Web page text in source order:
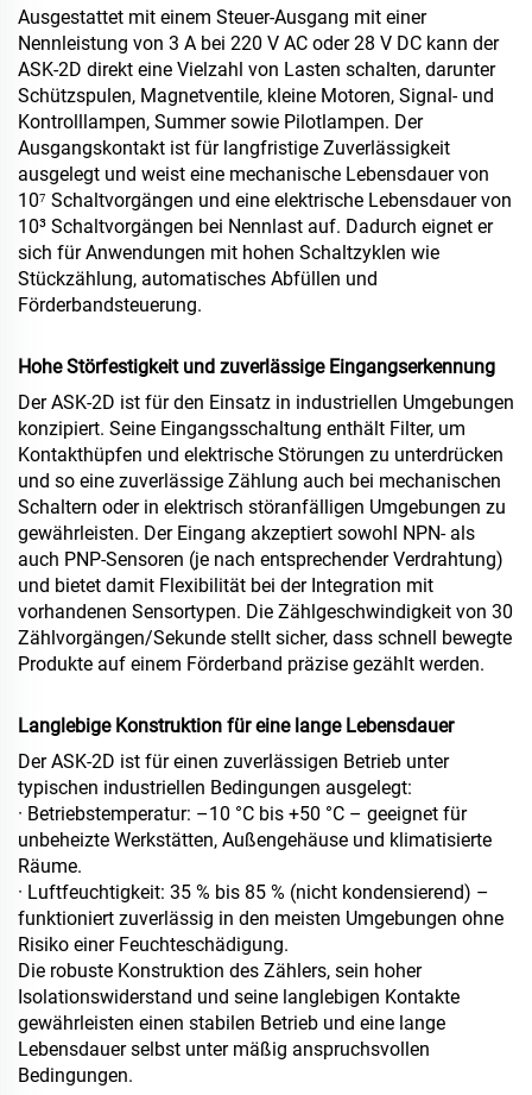
Ausgestattet mit einem Steuer-Ausgang mit einer
Nennleistung von 3 A bei 220 V AC oder 28 V DC kann der
ASK‑2D direkt eine Vielzahl von Lasten schalten, darunter
Schützspulen, Magnetventile, kleine Motoren, Signal- und
Kontrolllampen, Summer sowie Pilotlampen. Der
Ausgangskontakt ist für langfristige Zuverlässigkeit
ausgelegt und weist eine mechanische Lebensdauer von
10⁷ Schaltvorgängen und eine elektrische Lebensdauer von
10³ Schaltvorgängen bei Nennlast auf. Dadurch eignet er
sich für Anwendungen mit hohen Schaltzyklen wie
Stückzählung, automatisches Abfüllen und
Förderbandsteuerung.
Hohe Störfestigkeit und zuverlässige Eingangserkennung
Der ASK‑2D ist für den Einsatz in industriellen Umgebungen
konzipiert. Seine Eingangsschaltung enthält Filter, um
Kontakthüpfen und elektrische Störungen zu unterdrücken
und so eine zuverlässige Zählung auch bei mechanischen
Schaltern oder in elektrisch störanfälligen Umgebungen zu
gewährleisten. Der Eingang akzeptiert sowohl NPN- als
auch PNP-Sensoren (je nach entsprechender Verdrahtung)
und bietet damit Flexibilität bei der Integration mit
vorhandenen Sensortypen. Die Zählgeschwindigkeit von 30
Zählvorgängen/Sekunde stellt sicher, dass schnell bewegte
Produkte auf einem Förderband präzise gezählt werden.
Langlebige Konstruktion für eine lange Lebensdauer
Der ASK‑2D ist für einen zuverlässigen Betrieb unter
typischen industriellen Bedingungen ausgelegt:
· Betriebstemperatur: –10 °C bis +50 °C – geeignet für
unbeheizte Werkstätten, Außengehäuse und klimatisierte
Räume.
· Luftfeuchtigkeit: 35 % bis 85 % (nicht kondensierend) –
funktioniert zuverlässig in den meisten Umgebungen ohne
Risiko einer Feuchteschädigung.
Die robuste Konstruktion des Zählers, sein hoher
Isolationswiderstand und seine langlebigen Kontakte
gewährleisten einen stabilen Betrieb und eine lange
Lebensdauer selbst unter mäßig anspruchsvollen
Bedingungen.